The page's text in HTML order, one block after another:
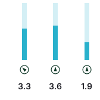
3.3 3.6 1.9